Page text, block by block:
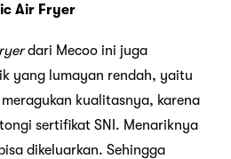
Air Fryer
dari Mecoo ini juga
yang lumayan rendah, yaitu
kualitasnya, karena
sertifikat SNI. Menariknya
dikeluarkan. Sehingga